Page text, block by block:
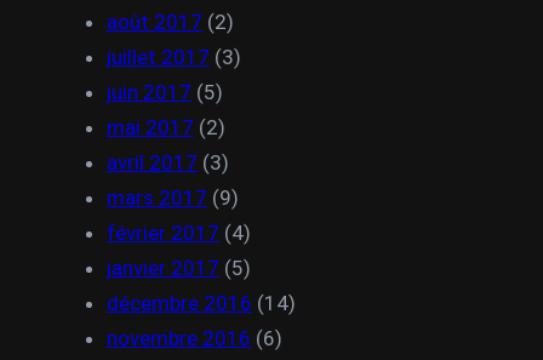
août 2017 (2)
juillet 2017 (3)
juin 2017 (5)
mai 2017 (2)
avril 2017 (3)
mars 2017 (9)
février 2017 (4)
janvier 2017 (5)
décembre 2016 (14)
novembre 2016 (6)